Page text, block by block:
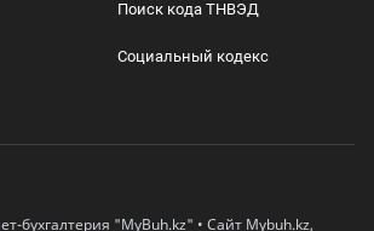
Поиск кода ТНВЭД
Социальный кодекс
бухгалтерия "MyBuh.kz" • Сайт Mybuh.kz,